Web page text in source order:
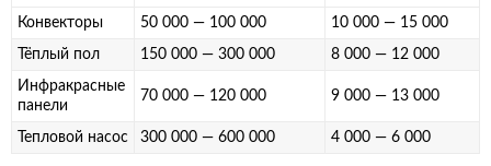
Конвекторы 50 000 — 100 000 10 000 — 15 000
Тёплый пол 150 000 — 300 000 8 000 — 12 000
Инфракрасные
панели
70 000 — 120 000 9 000 — 13 000
Тепловой насос 300 000 — 600 000 4 000 — 6 000